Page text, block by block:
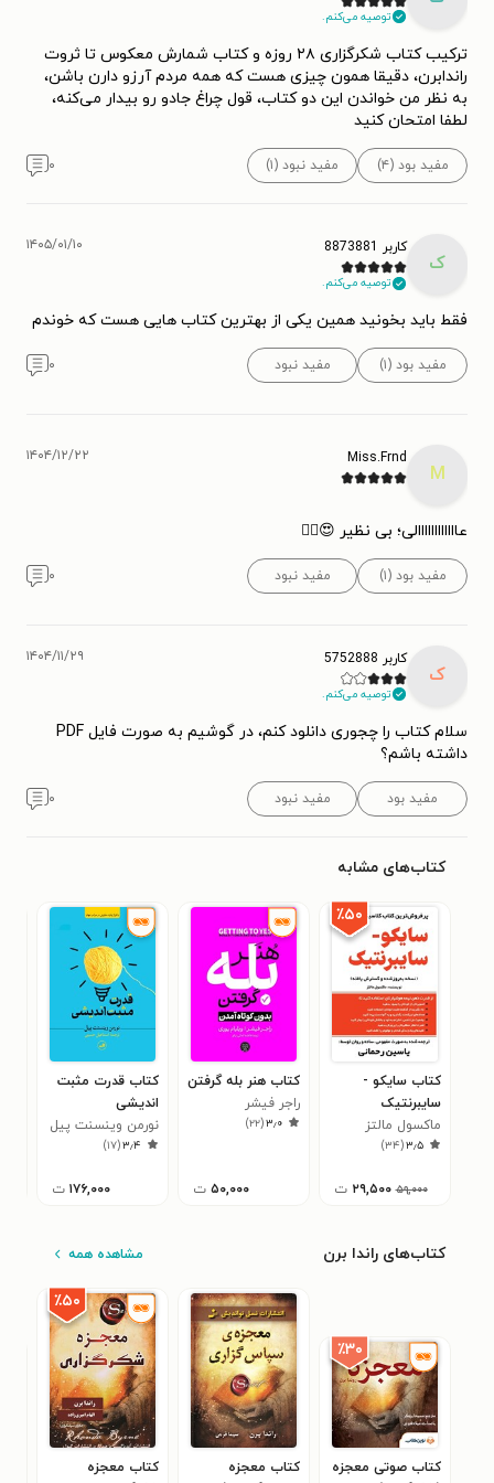
توصیه می‌کنم.
ترکیب کتاب شکرگزاری ۲۸ روزه و کتاب شمارش معکوس تا ثروت
راندابرن، دقیقا همون چیزی هست که همه مردم آرزو دارن باشن،
به نظر من خواندن این دو کتاب، قول چراغ جادو رو بیدار می‌کنه،
لطفا امتحان کنید
مفید بود (۴) مفید نبود (۱) ۰
ک
کاربر 8873881
توصیه می‌کنم.
۱۴۰۵/۰۱/۱۰
فقط باید بخونید همین یکی از بهترین کتاب هایی هست که خوندم
مفید بود (۱) مفید نبود ۰
M
Miss.Frnd ۱۴۰۴/۱۲/۲۲
عاااااااااااالی؛ بی نظیر 😍👌🏻
مفید بود (۱) مفید نبود ۰
ک
کاربر 5752888
توصیه می‌کنم.
۱۴۰۴/۱۱/۲۹
سلام کتاب را چجوری دانلود کنم، در گوشیم به صورت فایل PDF
داشته باشم؟
مفید بود مفید نبود ۰
کتاب‌های مشابه
٪۵۰
کتاب سایکو -
سایبرنتیک
ماکسول مالتز
۳٫۵(۳۴)
۵۹,۰۰۰ ۲۹,۵۰۰ ت
کتاب هنر بله گرفتن
راجر فیشر
۳٫۰(۲۲)
۵۰,۰۰۰ ت
کتاب قدرت مثبت
اندیشی
نورمن وینسنت پیل
۳٫۴(۱۷)
۱۷۶,۰۰۰ ت
کتاب‌های راندا برن مشاهده همه
٪۳۰
کتاب صوتی معجزه
کتاب معجزه
٪۵۰
کتاب معجزه